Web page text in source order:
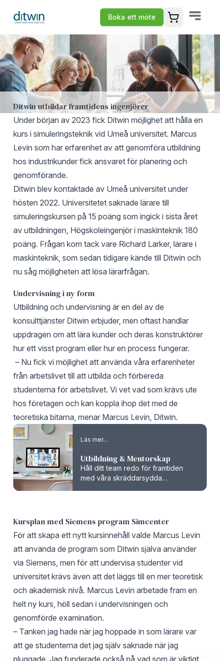
Boka ett möte
Ditwin utbildar framtidens ingenjörer
Under början av 2023 fick Ditwin möjlighet att hålla en
kurs i simuleringsteknik vid Umeå universitet. Marcus
Levin som har erfarenhet av att genomföra utbildning
hos industrikunder fick ansvaret för planering och
genomförande.
Ditwin blev kontaktade av Umeå universitet under
hösten 2022. Universitetet saknade lärare till
simuleringskursen på 15 poäng som ingick i sista året
av utbildningen, Högskoleingenjör i maskinteknik 180
poäng. Frågan kom tack vare Richard Larker, lärare i
maskinteknik, som sedan tidigare kände till Ditwin och
nu såg möjligheten att lösa lärarfrågan.
Undervisning i ny form
Utbildning och undervisning är en del av de
konsulttjänster Ditwin erbjuder, men oftast handlar
uppdragen om att lära kunder och deras konstruktörer
hur ett visst program eller hur en process fungerar.
– Nu fick vi möjlighet att använda våra erfarenheter
från arbetslivet till att utbilda och förbereda
studenterna för arbetslivet. Vi vet vad som krävs ute
hos företagen och kan koppla ihop det med de
teoretiska bitarna, menar Marcus Levin, Ditwin.
Läs mer...
Utbildning & Mentorskap
Håll ditt team redo för framtiden
med våra skräddarsydda
Kursplan med Siemens program Simcenter
För att skapa ett nytt kursinnehåll valde Marcus Levin
att använda de program som Ditwin själva använder
via Siemens, men för att undervisa studenter vid
universitet krävs även att det läggs till en mer teoretisk
och akademisk nivå. Marcus Levin arbetade fram en
helt ny kurs, höll sedan i undervisningen och
genomförde examination.
– Tanken jag hade när jag hoppade in som lärare var
att ge studenterna det jag själv saknade när jag
pluggade. Jag funderade också på vad som är viktigt